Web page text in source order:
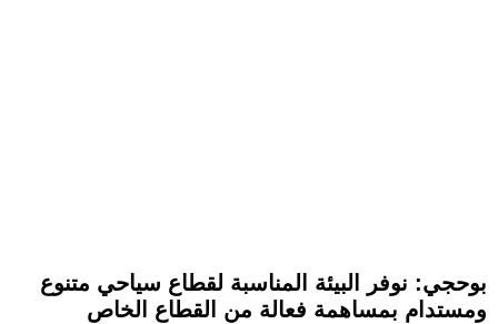
بوحجي: نوفر البيئة المناسبة لقطاع سياحي متنوع
ومستدام بمساهمة فعالة من القطاع الخاص